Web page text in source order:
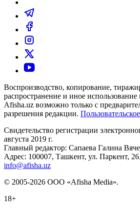
Воспроизводство, копирование,
распространение и иное
Afisha.uz возможно только с
разрешения редакции.
Свидетельство регистрации
августа 2019 г.
Главный редактор: Сапаева Галина
Адрес: 100007, Ташкент, ул. Паркент,
info@afisha.uz
© 2005-2026 ООО «Afisha Media».
18+